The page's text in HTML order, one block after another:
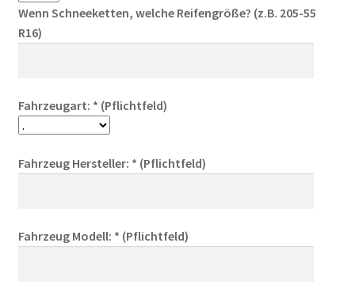
Wenn Schneeketten, welche Reifengröße? (z.B. 205-55
R16)
Fahrzeugart: * (Pflichtfeld)
Fahrzeug Hersteller: * (Pflichtfeld)
Fahrzeug Modell: * (Pflichtfeld)